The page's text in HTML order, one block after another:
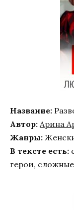
Название:
Автор: Арина
Жанры:
В тексте есть:
герои,